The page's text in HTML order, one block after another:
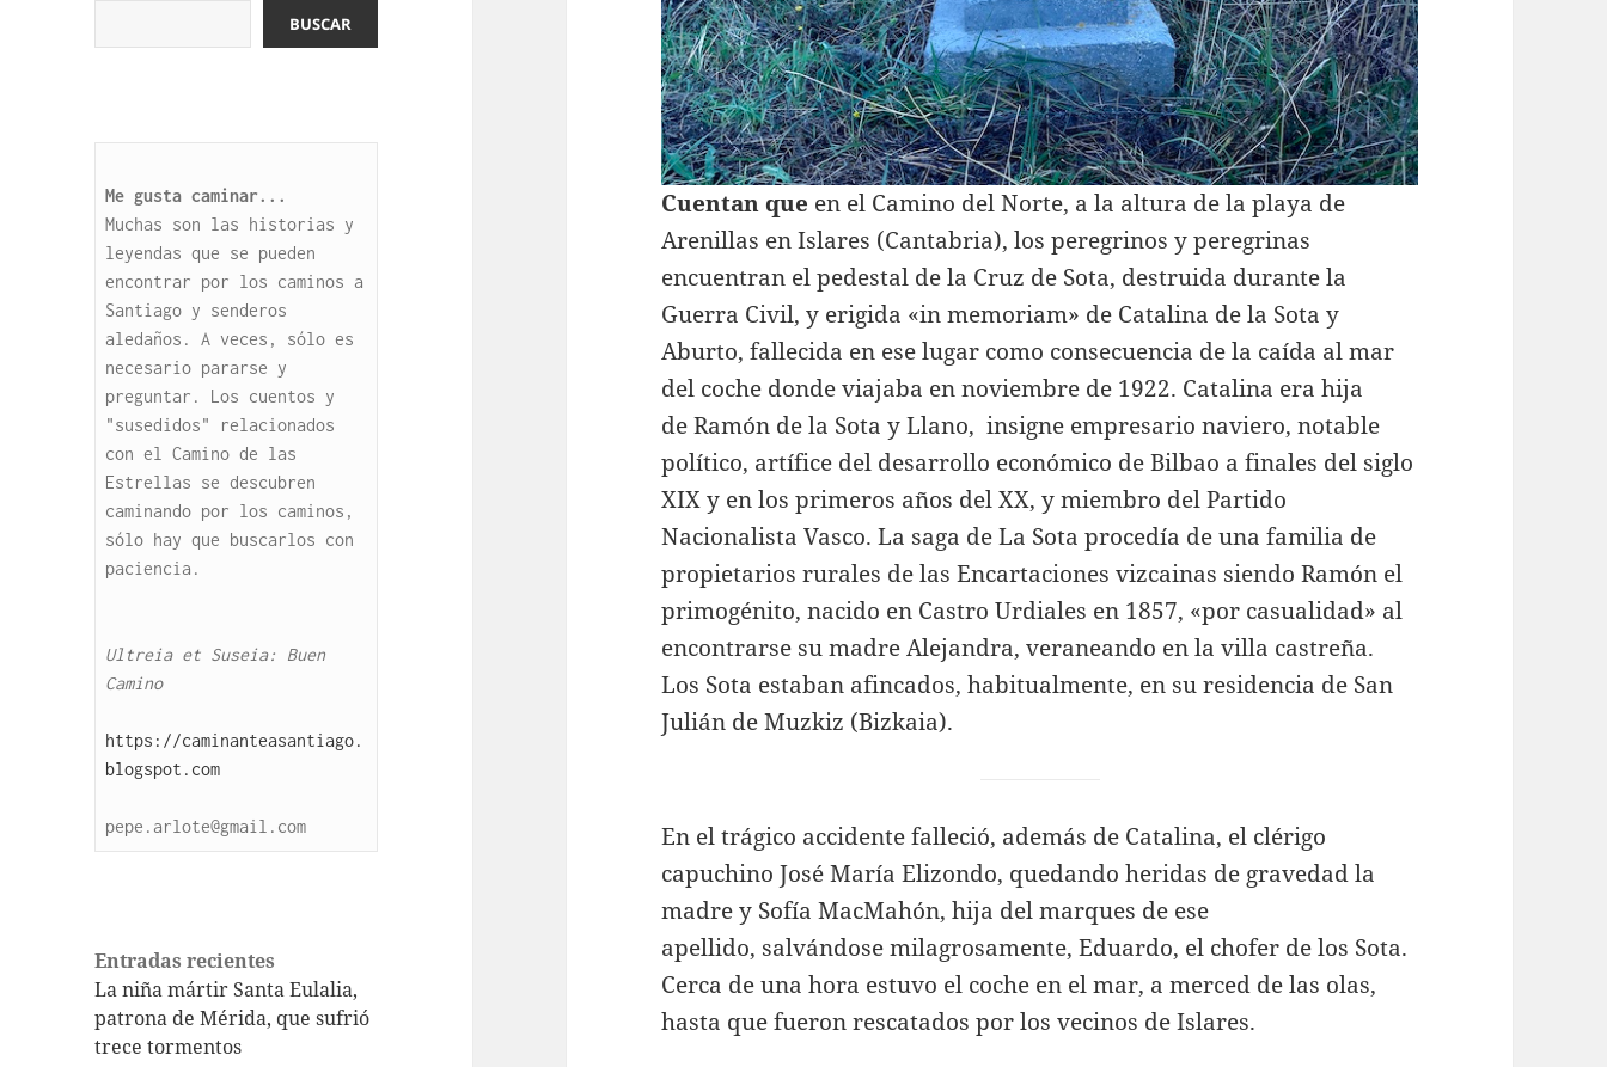
BUSCAR
Muchas son las historias y
leyendas que se pueden
encontrar por los caminos a
Santiago y senderos
aledaños. A veces, sólo es
necesario pararse y
preguntar. Los cuentos y
"susedidos" relacionados
con el Camino de las
Estrellas se descubren
caminando por los caminos,
sólo hay que buscarlos con
paciencia.
Ultreia et Suseia: Buen
Camino
https://caminanteasantiago.
blogspot.com
pepe.arlote@gmail.com
Entradas recientes
La niña mártir Santa Eulalia,
patrona de Mérida, que sufrió
trece tormentos
Cuentan que en el Camino del Norte, a la altura de la playa de
Arenillas en Islares (Cantabria), los peregrinos y peregrinas
encuentran el pedestal de la Cruz de Sota, destruida durante la
Guerra Civil, y erigida «in memoriam» de Catalina de la Sota y
Aburto, fallecida en ese lugar como consecuencia de la caída al mar
del coche donde viajaba en noviembre de 1922. Catalina era hija
de Ramón de la Sota y Llano, insigne empresario naviero, notable
político, artífice del desarrollo económico de Bilbao a finales del siglo
XIX y en los primeros años del XX, y miembro del Partido
Nacionalista Vasco. La saga de La Sota procedía de una familia de
propietarios rurales de las Encartaciones vizcainas siendo Ramón el
primogénito, nacido en Castro Urdiales en 1857, «por casualidad» al
encontrarse su madre Alejandra, veraneando en la villa castreña.
Los Sota estaban afincados, habitualmente, en su residencia de San
Julián de Muzkiz (Bizkaia).
En el trágico accidente falleció, además de Catalina, el clérigo
capuchino José María Elizondo, quedando heridas de gravedad la
madre y Sofía MacMahón, hija del marques de ese
apellido, salvándose milagrosamente, Eduardo, el chofer de los Sota.
Cerca de una hora estuvo el coche en el mar, a merced de las olas,
hasta que fueron rescatados por los vecinos de Islares.